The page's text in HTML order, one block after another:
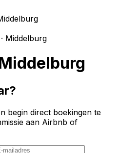
Middelburg
begin direct boekingen te
aan Airbnb of